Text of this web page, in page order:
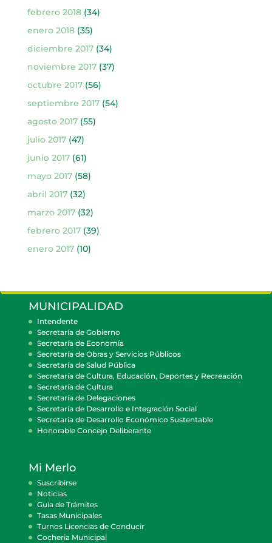
febrero 2018(34)
enero 2018(35)
diciembre 2017(34)
noviembre 2017(37)
octubre 2017(56)
septiembre 2017(54)
agosto 2017(55)
julio 2017(47)
junio 2017(61)
mayo 2017(58)
abril 2017(32)
marzo 2017(32)
febrero 2017(39)
enero 2017(10)
MUNICIPALIDAD
Intendente
Secretaría de Gobierno
Secretaría de Economía
Secretaría de Obras y Servicios Públicos
Secretaría de Salud Pública
Secretaría de Cultura, Educación, Deportes y Recreación
Secretaría de Cultura
Secretaría de Delegaciones
Secretaría de Desarrollo e Integración Social
Secretaría de Desarrollo Económico Sustentable
Honorable Concejo Deliberante
Mi Merlo
Suscribirse
Noticias
Guía de Trámites
Tasas Municipales
Turnos Licencias de Conducir
Cocheria Municipal